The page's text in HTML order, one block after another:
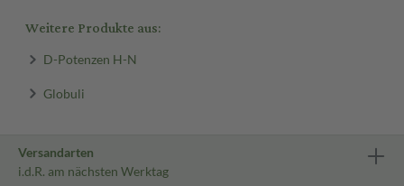
Weitere Produkte aus:
D-Potenzen H-N
Globuli
Versandarten
i.d.R. am nächsten Werktag